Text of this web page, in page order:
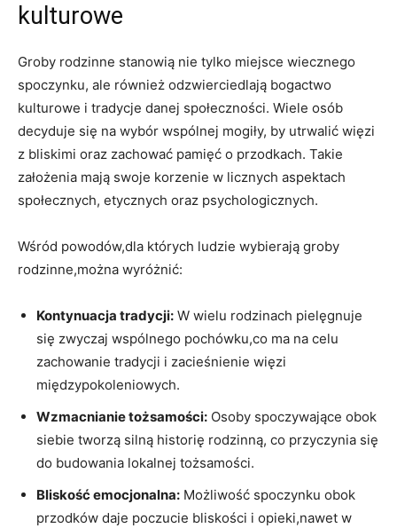
kulturowe
Groby rodzinne stanowią nie tylko miejsce wiecznego
spoczynku, ale również odzwierciedlają bogactwo
kulturowe i tradycje danej społeczności. Wiele osób
decyduje się na wybór wspólnej mogiły, by utrwalić więzi
z bliskimi oraz zachować pamięć o przodkach. Takie
założenia mają swoje korzenie w licznych aspektach
społecznych, etycznych oraz psychologicznych.
Wśród powodów,dla których ludzie wybierają groby
rodzinne,można wyróżnić:
Kontynuacja tradycji: W wielu rodzinach pielęgnuje
się zwyczaj wspólnego pochówku,co ma na celu
zachowanie tradycji i zacieśnienie więzi
międzypokoleniowych.
Wzmacnianie tożsamości: Osoby spoczywające obok
siebie tworzą silną historię rodzinną, co przyczynia się
do budowania lokalnej tożsamości.
Bliskość emocjonalna: Możliwość spoczynku obok
przodków daje poczucie bliskości i opieki,nawet w